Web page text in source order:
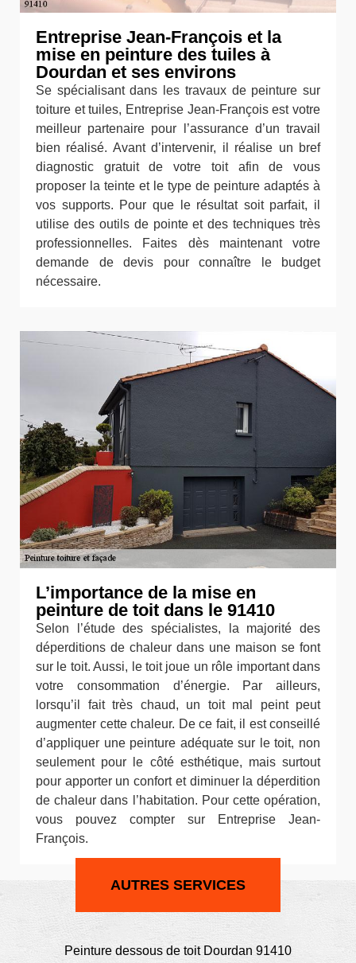
Entreprise Jean-François et la
mise en peinture des tuiles à
Dourdan et ses environs
Se spécialisant dans les travaux de peinture sur
toiture et tuiles, Entreprise Jean-François est votre
meilleur partenaire pour l’assurance d’un travail
bien réalisé. Avant d’intervenir, il réalise un bref
diagnostic gratuit de votre toit afin de vous
proposer la teinte et le type de peinture adaptés à
vos supports. Pour que le résultat soit parfait, il
utilise des outils de pointe et des techniques très
professionnelles. Faites dès maintenant votre
demande de devis pour connaître le budget
nécessaire.
L’importance de la mise en
peinture de toit dans le 91410
Selon l’étude des spécialistes, la majorité des
déperditions de chaleur dans une maison se font
sur le toit. Aussi, le toit joue un rôle important dans
votre consommation d’énergie. Par ailleurs,
lorsqu’il fait très chaud, un toit mal peint peut
augmenter cette chaleur. De ce fait, il est conseillé
d’appliquer une peinture adéquate sur le toit, non
seulement pour le côté esthétique, mais surtout
pour apporter un confort et diminuer la déperdition
de chaleur dans l’habitation. Pour cette opération,
vous pouvez compter sur Entreprise Jean-
François.
AUTRES SERVICES
Peinture dessous de toit Dourdan 91410